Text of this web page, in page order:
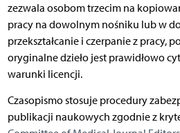
zezwala osobom trzecim na
pracy na dowolnym nośniku lub w
przekształcanie i czerpanie z pracy,
oryginalne dzieło jest prawidłowo
warunki licencji.
Czasopismo stosuje procedury
publikacji naukowych zgodnie z